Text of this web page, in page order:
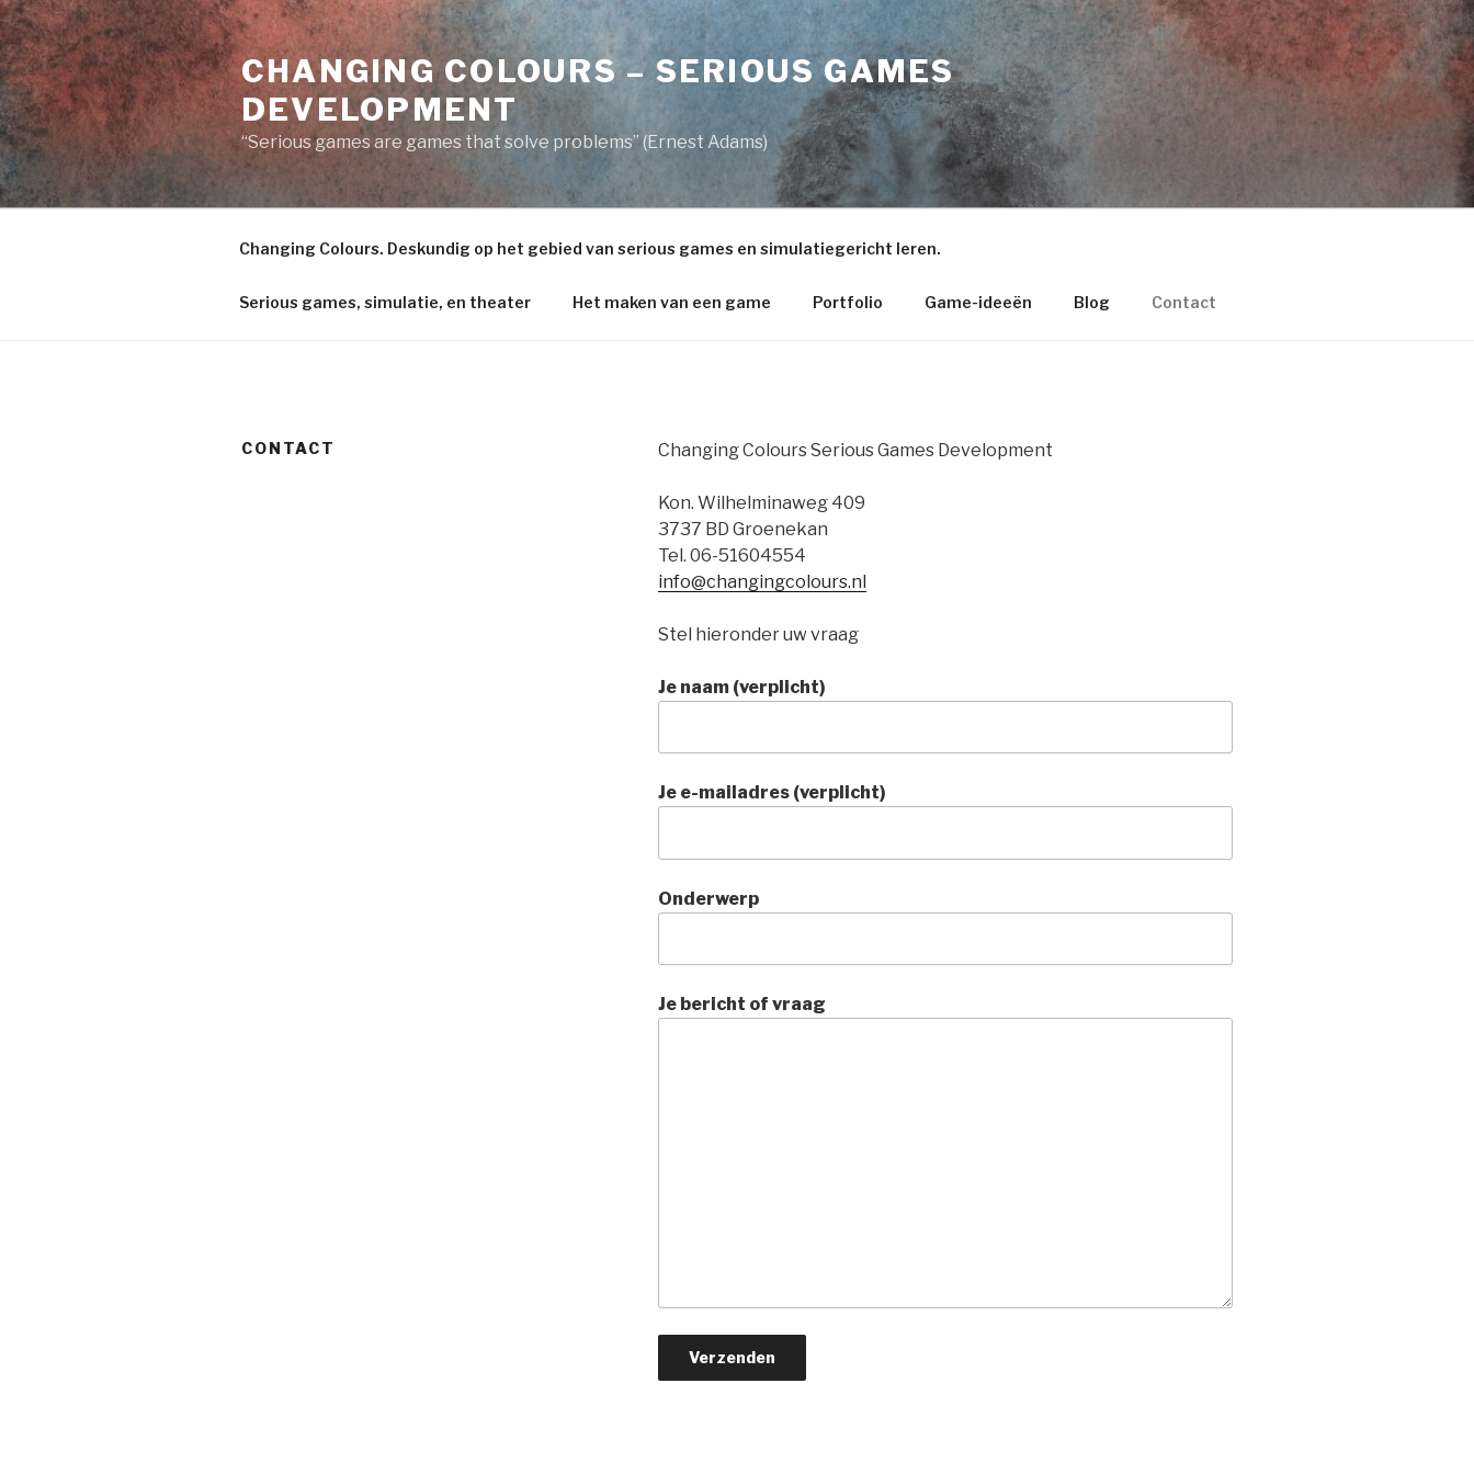
Naar
de
inhoud
springen
CHANGING COLOURS – SERIOUS GAMES
DEVELOPMENT
“Serious games are games that solve problems” (Ernest Adams)
Changing Colours. Deskundig op het gebied van serious games en simulatiegericht leren.
Serious games, simulatie, en theater Het maken van een game Portfolio Game-ideeën Blog Contact
CONTACT Changing Colours Serious Games Development
Kon. Wilhelminaweg 409
3737 BD Groenekan
Tel. 06-51604554
info@changingcolours.nl
Stel hieronder uw vraag
Je naam (verplicht)
Je e-mailadres (verplicht)
Onderwerp
Je bericht of vraag